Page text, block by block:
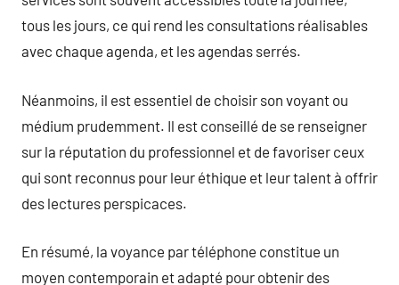
tous les jours, ce qui rend les consultations réalisables
avec chaque agenda, et les agendas serrés.
Néanmoins, il est essentiel de choisir son voyant ou
médium prudemment. Il est conseillé de se renseigner
sur la réputation du professionnel et de favoriser ceux
qui sont reconnus pour leur éthique et leur talent à offrir
des lectures perspicaces.
En résumé, la voyance par téléphone constitue un
moyen contemporain et adapté pour obtenir des